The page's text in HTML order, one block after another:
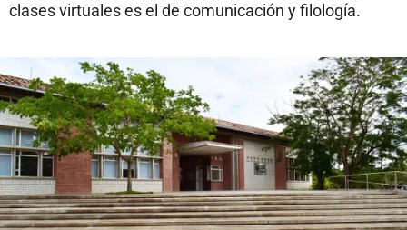
clases virtuales es el de comunicación y filología.